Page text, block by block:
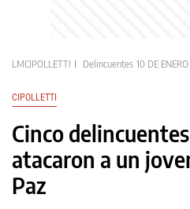
LMCIPOLLETTI Delincuentes 10 DE
CIPOLLETTI
Cinco
atacaron a un
Paz